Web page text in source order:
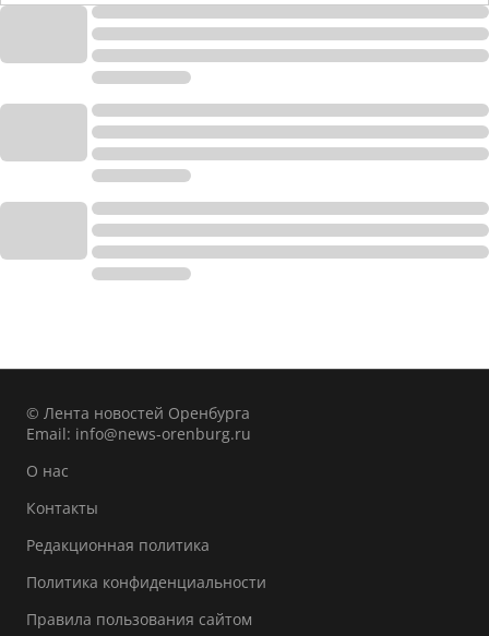
© Лента новостей Оренбурга
Email: info@news-orenburg.ru
О нас
Контакты
Редакционная политика
Политика конфиденциальности
Правила пользования сайтом